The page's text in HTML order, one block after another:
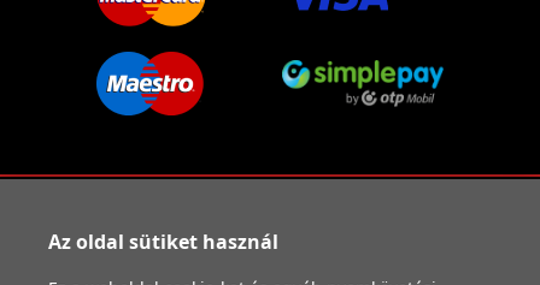
Az oldal sütiket használ
Adatkezelési tájékoztató